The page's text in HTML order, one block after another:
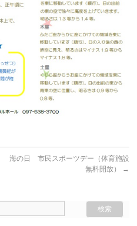
海の日 市民スポーツデー（体育施設
無料開放）
→